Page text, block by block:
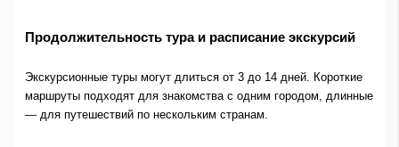
Продолжительность тура и расписание экскурсий
Экскурсионные туры могут длиться от 3 до 14 дней. Короткие
маршруты подходят для знакомства с одним городом, длинные
— для путешествий по нескольким странам.